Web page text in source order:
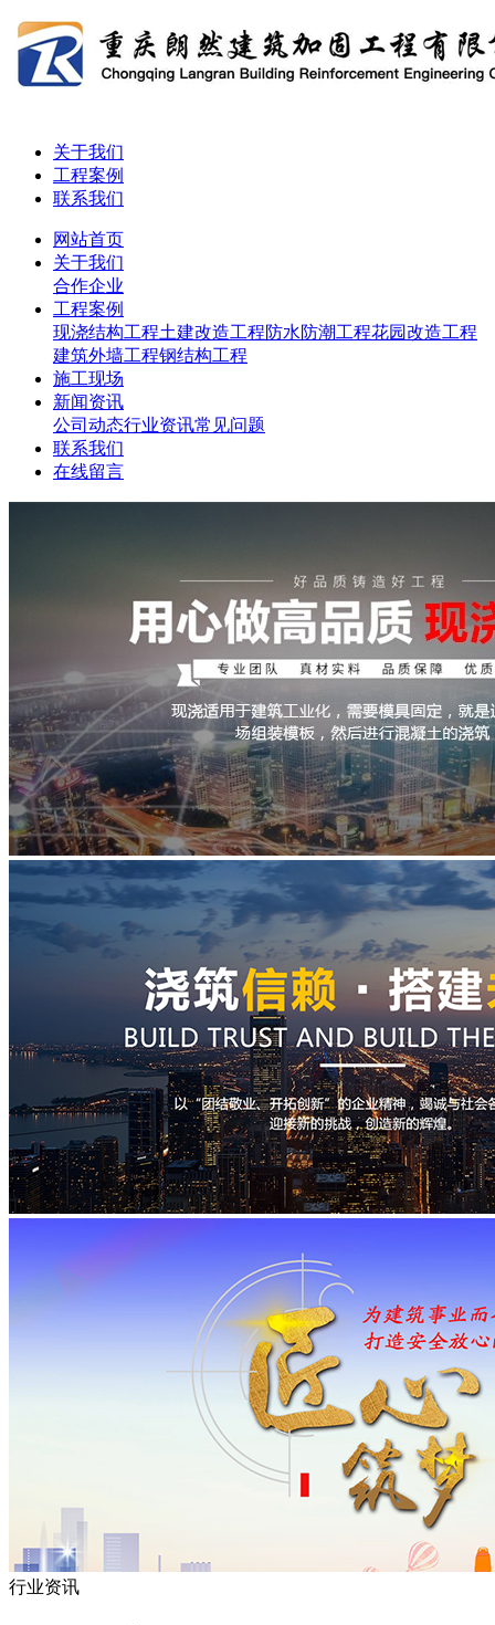
关于我们
工程案例
联系我们
网站首页
关于我们
合作企业
工程案例
现浇结构工程土建改造工程防水防潮工程花园改造工程
建筑外墙工程钢结构工程
施工现场
新闻资讯
公司动态行业资讯常见问题
联系我们
在线留言
行业资讯